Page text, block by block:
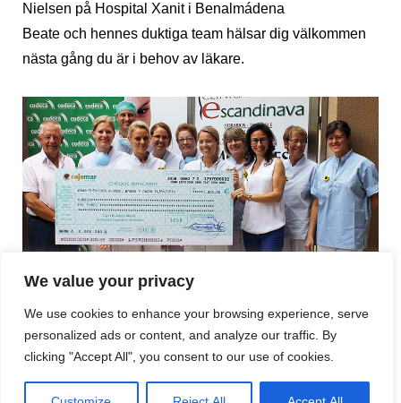
We value your privacy
We use cookies to enhance your browsing experience, serve
personalized ads or content, and analyze our traffic. By
clicking "Accept All", you consent to our use of cookies.
Nielsen på Hospital Xanit i Benalmádena
Beate och hennes duktiga team hälsar dig välkommen
nästa gång du är i behov av läkare.
1 000 euro från Clinica Dental Escandinava
till Cudeca
Chefen, Keld Overgaard, satt i möte men den duktiga
personalen stod redo med checken på 1 000 euro när